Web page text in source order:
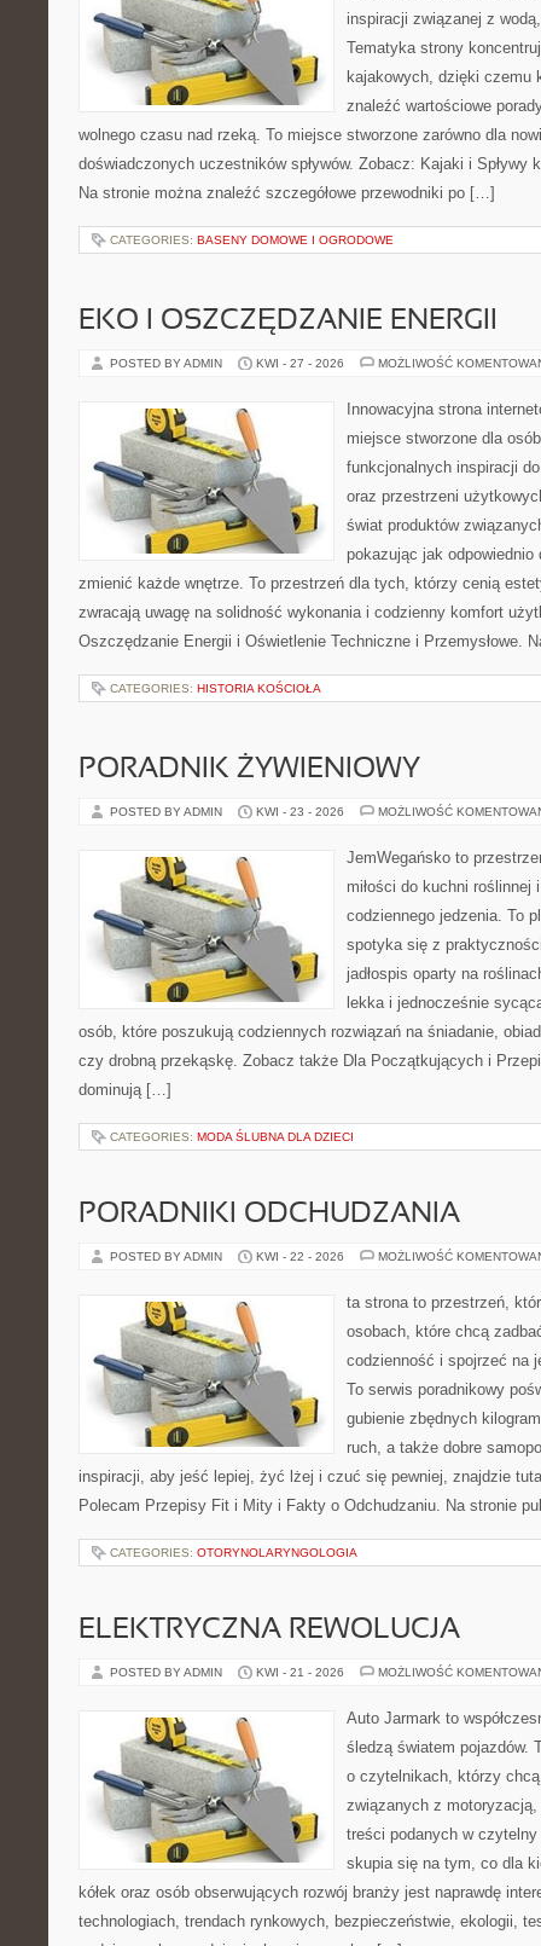
inspiracji związanej z
Tematyka strony
kajakowych, dzięki czemu
znaleźć wartościowe
wolnego czasu nad rzeką. To miejsce stworzone zarówno dla
doświadczonych uczestników spływów. Zobacz: Kajaki i Spływy
Na stronie można znaleźć szczegółowe przewodniki po […]
CATEGORIES: BASENY DOMOWE I OGRODOWE
EKO I OSZCZĘDZANIE ENERGII
POSTED BY ADMIN KWI - 27 - 2026 MOŻLIWOŚĆ
Innowacyjna strona
miejsce stworzone dla
funkcjonalnych inspiracji
oraz przestrzeni
świat produktów
pokazując jak odpowiednio
zmienić każde wnętrze. To przestrzeń dla tych, którzy cenią
zwracają uwagę na solidność wykonania i codzienny komfort
Oszczędzanie Energii i Oświetlenie Techniczne i Przemysłowe.
CATEGORIES: HISTORIA KOŚCIOŁA
PORADNIK ŻYWIENIOWY
POSTED BY ADMIN KWI - 23 - 2026 MOŻLIWOŚĆ
JemWegańsko to
miłości do kuchni roślinnej
codziennego jedzenia. To
spotyka się z
jadłospis oparty na
lekka i jednocześnie
osób, które poszukują codziennych rozwiązań na śniadanie,
czy drobną przekąskę. Zobacz także Dla Początkujących i
dominują […]
CATEGORIES: MODA ŚLUBNA DLA DZIECI
PORADNIKI ODCHUDZANIA
POSTED BY ADMIN KWI - 22 - 2026 MOŻLIWOŚĆ
ta strona to przestrzeń,
osobach, które chcą
codzienność i spojrzeć na
To serwis poradnikowy
gubienie zbędnych
ruch, a także dobre
inspiracji, aby jeść lepiej, żyć lżej i czuć się pewniej, znajdzie
Polecam Przepisy Fit i Mity i Fakty o Odchudzaniu. Na stronie
CATEGORIES: OTORYNOLARYNGOLOGIA
ELEKTRYCZNA REWOLUCJA
POSTED BY ADMIN KWI - 21 - 2026 MOŻLIWOŚĆ
Auto Jarmark to
śledzą światem pojazdów.
o czytelnikach, którzy
związanych z
treści podanych w
skupia się na tym, co dla
kółek oraz osób obserwujących rozwój branży jest naprawdę
technologiach, trendach rynkowych, bezpieczeństwie, ekologii,